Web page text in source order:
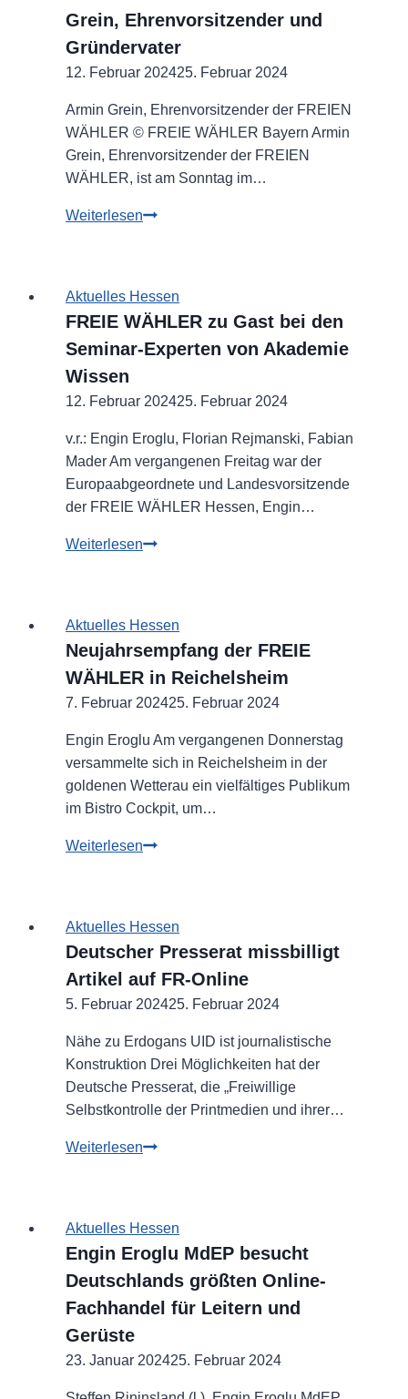
Grein, Ehrenvorsitzender und
Gründervater
12. Februar 202425. Februar 2024
Armin Grein, Ehrenvorsitzender der FREIEN
WÄHLER © FREIE WÄHLER Bayern Armin
Grein, Ehrenvorsitzender der FREIEN
WÄHLER, ist am Sonntag im…
WeiterlesenFREIE
Armin
Grein,
Ehrenvorsitzender
Gründervater
Aktuelles Hessen
FREIE WÄHLER zu Gast bei den
Seminar-Experten von Akademie
Wissen
12. Februar 202425. Februar 2024
v.r.: Engin Eroglu, Florian Rejmanski, Fabian
Mader Am vergangenen Freitag war der
Europaabgeordnete und Landesvorsitzende
der FREIE WÄHLER Hessen, Engin…
WeiterlesenFREIE
bei
den
Seminar-
Experten
Akademie
Wissen
Aktuelles Hessen
Neujahrsempfang der FREIE
WÄHLER in Reichelsheim
7. Februar 202425. Februar 2024
Engin Eroglu Am vergangenen Donnerstag
versammelte sich in Reichelsheim in der
goldenen Wetterau ein vielfältiges Publikum
im Bistro Cockpit, um…
WeiterlesenNeujahrsempfang
in
Reichelsheim
Aktuelles Hessen
Deutscher Presserat missbilligt
Artikel auf FR-Online
5. Februar 202425. Februar 2024
Nähe zu Erdogans UID ist journalistische
Konstruktion Drei Möglichkeiten hat der
Deutsche Presserat, die „Freiwillige
Selbstkontrolle der Printmedien und ihrer…
WeiterlesenDeutscher
auf
FR-
Online
Aktuelles Hessen
Engin Eroglu MdEP besucht
Deutschlands größten Online-
Fachhandel für Leitern und
Gerüste
23. Januar 202425. Februar 2024